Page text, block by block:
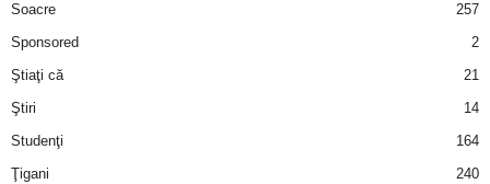
Soacre
257
Sponsored
2
Ştiaţi că
21
Ştiri
14
Studenţi
164
Ţigani
240